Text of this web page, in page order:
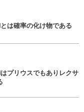
確率の化け物である
リウスでもありレクサ